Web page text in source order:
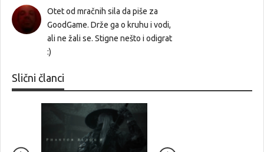
Otet od mračnih sila da piše za
GoodGame. Drže ga o kruhu i vodi,
ali ne žali se. Stigne nešto i odigrat
:)
Slični članci